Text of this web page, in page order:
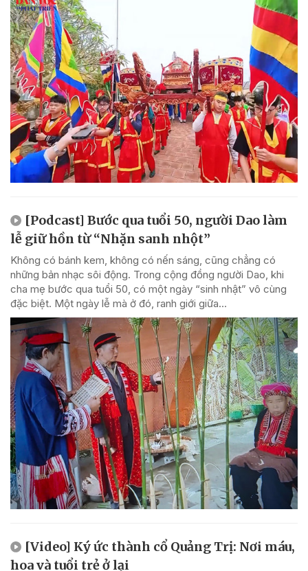
[Podcast] Bước qua tuổi 50, người Dao làm
lễ giữ hồn từ “Nhặn sanh nhột”
Không có bánh kem, không có nến sáng, cũng chẳng có
những bản nhạc sôi động. Trong cộng đồng người Dao, khi
cha mẹ bước qua tuổi 50, có một ngày “sinh nhật” vô cùng
đặc biệt. Một ngày lễ mà ở đó, ranh giới giữa...
[Video] Ký ức thành cổ Quảng Trị: Nơi máu,
hoa và tuổi trẻ ở lại